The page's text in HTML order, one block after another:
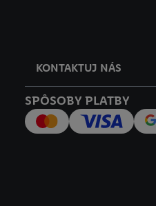
KONTAKTUJ NÁS
SPÔSOBY PLATBY